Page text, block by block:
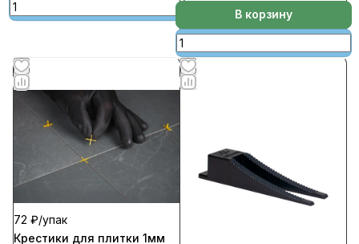
В корзину
72 ₽/упак
Крестики для плитки 1мм